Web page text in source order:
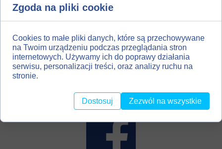
Dla miłośników introligatorstwa, hobbystów, amatorów
scrapbooking`u, utworzyliśmy drugi kanał dystrybucji
sklepu z materiałami introligatorskimi
BOOKBINDINGMATERIALS.EU
Zgoda na pliki cookie
Cookies to małe pliki danych, które są przechowywane
na Twoim urządzeniu podczas przeglądania stron
internetowych. Używamy ich do poprawy działania
serwisu, personalizacji treści, oraz analizy ruchu na
stronie.
Dostosuj Zezwól na wszystkie